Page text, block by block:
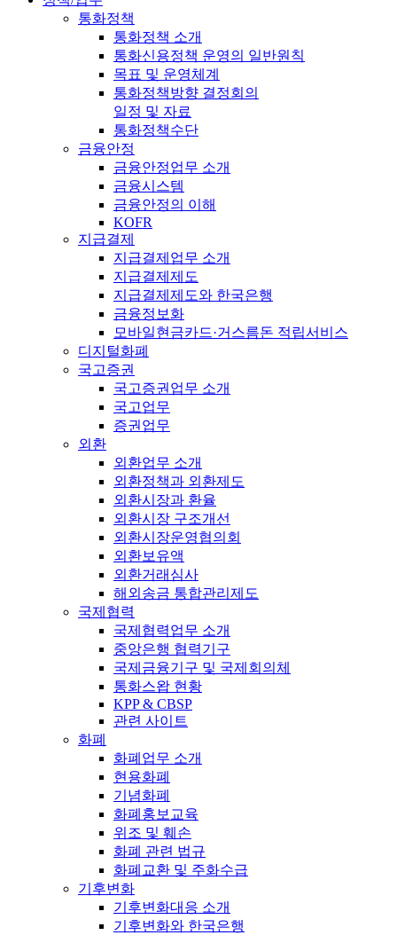
통화정책
통화정책 소개
통화신용정책 운영의 일반원칙
목표 및 운영체계
통화정책방향 결정회의
일정 및 자료
통화정책수단
금융안정
금융안정업무 소개
금융시스템
금융안정의 이해
KOFR
지급결제
지급결제업무 소개
지급결제제도
지급결제제도와 한국은행
금융정보화
모바일현금카드·거스름돈 적립서비스
디지털화폐
국고증권
국고증권업무 소개
국고업무
증권업무
외환
외환업무 소개
외환정책과 외환제도
외환시장과 환율
외환시장 구조개선
외환시장운영협의회
외환보유액
외환거래심사
해외송금 통합관리제도
국제협력
국제협력업무 소개
중앙은행 협력기구
국제금융기구 및 국제회의체
통화스왑 현황
KPP & CBSP
관련 사이트
화폐
화폐업무 소개
현용화폐
기념화폐
화폐홍보교육
위조 및 훼손
화폐 관련 법규
화폐교환 및 주화수급
기후변화
기후변화대응 소개
기후변화와 한국은행